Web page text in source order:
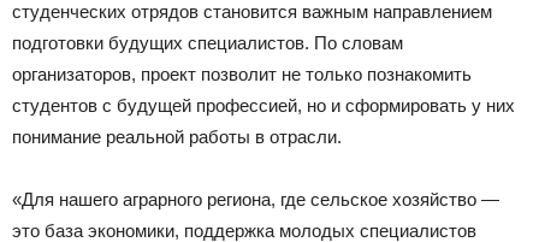
студенческих отрядов становится важным направлением
подготовки будущих специалистов. По словам
организаторов, проект позволит не только познакомить
студентов с будущей профессией, но и сформировать у них
понимание реальной работы в отрасли.
«Для нашего аграрного региона, где сельское хозяйство —
это база экономики, поддержка молодых специалистов